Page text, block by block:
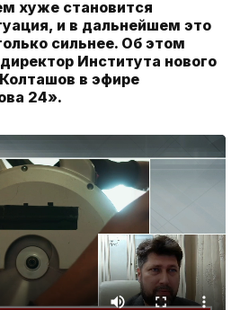
хуже становится
и в дальнейшем это
сильнее. Об этом
Института нового
в эфире
24».